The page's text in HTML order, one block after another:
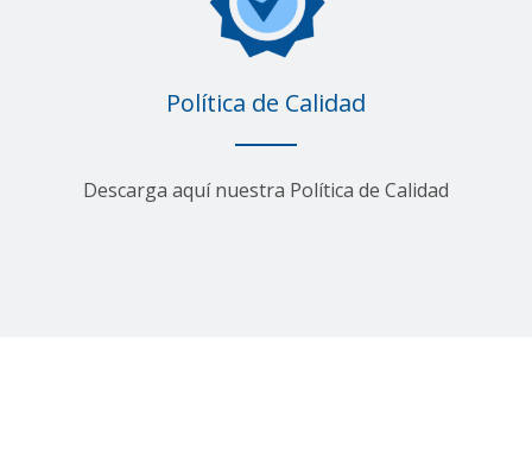
Política de Calidad
Descarga aquí nuestra Política de Calidad